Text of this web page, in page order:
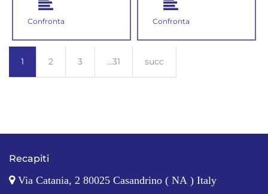
Confronta Confronta
1 2 3 ...31 succ
Recapiti
Via Catania, 2 80025 Casandrino ( NA ) Italy